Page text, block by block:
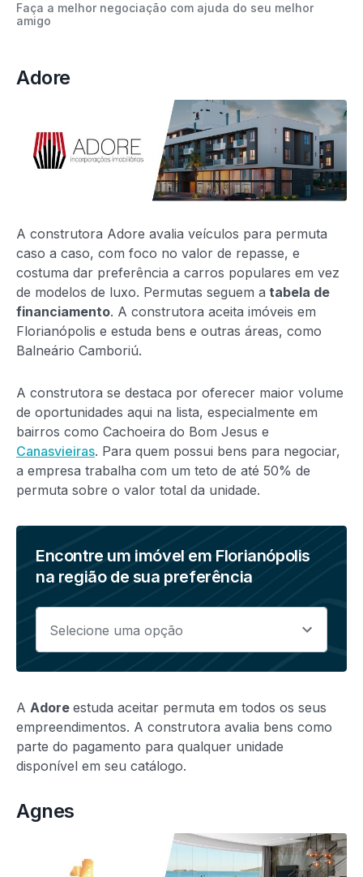
Faça a melhor negociação com ajuda do seu melhor
amigo
Adore
A construtora Adore avalia veículos para permuta
caso a caso, com foco no valor de repasse, e
costuma dar preferência a carros populares em vez
de modelos de luxo. Permutas seguem a tabela de
financiamento. A construtora aceita imóveis em
Florianópolis e estuda bens e outras áreas, como
Balneário Camboriú.
A construtora se destaca por oferecer maior volume
de oportunidades aqui na lista, especialmente em
bairros como Cachoeira do Bom Jesus e
Canasvieiras. Para quem possui bens para negociar,
a empresa trabalha com um teto de até 50% de
permuta sobre o valor total da unidade.
Encontre um imóvel em Florianópolis
na região de sua preferência
A Adore estuda aceitar permuta em todos os seus
empreendimentos. A construtora avalia bens como
parte do pagamento para qualquer unidade
disponível em seu catálogo.
Agnes